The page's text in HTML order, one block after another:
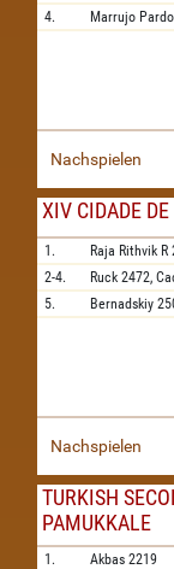
4.
Marrujo Pardo
Nachspielen
XIV CIDADE
1. Raja Rithvik R
2-4.
Ruck 2472,
5.
Bernadskiy
Nachspielen
TURKISH
PAMUKKALE
1. Akbas 2219